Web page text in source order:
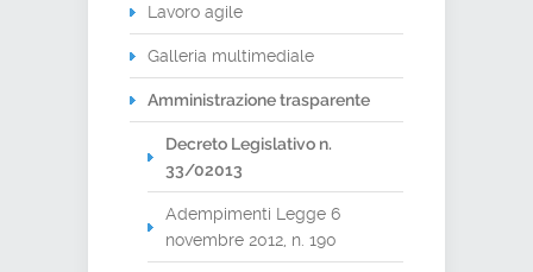
Lavoro agile
Galleria multimediale
Amministrazione trasparente
Decreto Legislativo n.
33/02013
Adempimenti Legge 6
novembre 2012, n. 190